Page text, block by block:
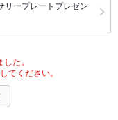
リープレートプレゼン
た。
てください。